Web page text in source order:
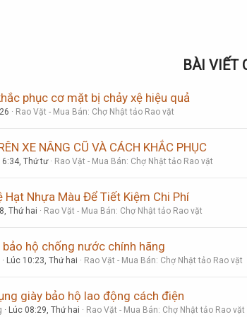
BÀI VIẾT
phục cơ mặt bị chảy xệ hiệu quả
Rao Vặt - Mua Bán: Chợ Nhật tảo Rao vặt
XE NÂNG CŨ VÀ CÁCH KHẮC PHỤC
Thứ tư Rao Vặt - Mua Bán: Chợ Nhật tảo Rao vặt
Hạt Nhựa Màu Để Tiết Kiệm Chi Phí
Thứ hai Rao Vặt - Mua Bán: Chợ Nhật tảo Rao vặt
bảo hộ chống nước chính hãng
Lúc 10:23, Thứ hai Rao Vặt - Mua Bán: Chợ Nhật tảo Rao vặt
giày bảo hộ lao động cách điện
Lúc 08:29, Thứ hai Rao Vặt - Mua Bán: Chợ Nhật tảo Rao vặt